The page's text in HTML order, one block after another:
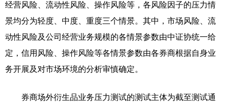
经营风险、流动性风险、操作风险等，各风险因子的压力情
景均分为轻度、中度、重度三个情景。其中，市场风险、流
动性风险及公司经营业务规模的各情景参数由中证协统一给
定，信用风险、操作风险等各情景参数由各券商根据自身业
务开展及对市场环境的分析审慎确定。
券商场外衍生品业务压力测试的测试主体为截至测试通